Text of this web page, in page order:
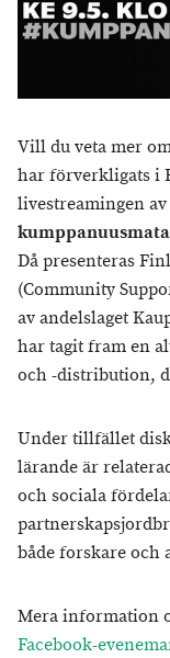
Vill du veta mer
har förverkligats i
livestreamingen
Då presenteras
(Community
av andelslaget
har tagit fram en
och -distribution,
Under tillfället
lärande är
och sociala
både forskare och
Mera information
Facebook-